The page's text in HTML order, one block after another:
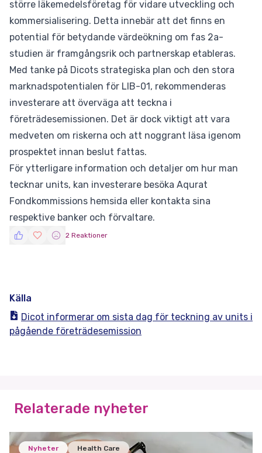
större läkemedelsföretag för vidare utveckling och
kommersialisering. Detta innebär att det finns en
potential för betydande värdeökning om fas 2a-
studien är framgångsrik och partnerskap etableras.
Med tanke på Dicots strategiska plan och den stora
marknadspotentialen för LIB-01, rekommenderas
investerare att överväga att teckna i
företrädesemissionen. Det är dock viktigt att vara
medveten om riskerna och att noggrant läsa igenom
prospektet innan beslut fattas.
För ytterligare information och detaljer om hur man
tecknar units, kan investerare besöka Aqurat
Fondkommissions hemsida eller kontakta sina
respektive banker och förvaltare.
2 Reaktioner
Källa
Dicot informerar om sista dag för teckning av units i
pågående företrädesemission
Relaterade nyheter
Nyheter Health Care